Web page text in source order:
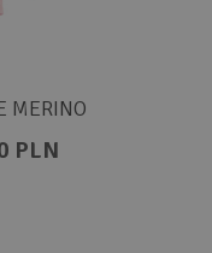
MERINO
PLN